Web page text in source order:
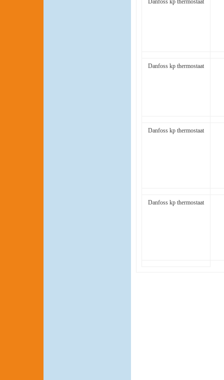
Danfoss kp thermostaat
Danfoss kp thermostaat
Danfoss kp thermostaat
Danfoss kp thermostaat